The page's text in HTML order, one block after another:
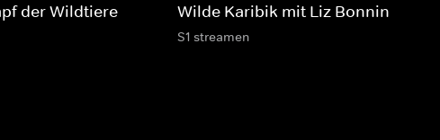
der Wildtiere Wilde Karibik mit Liz Bonnin
S1 streamen